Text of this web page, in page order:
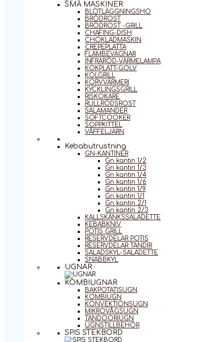
SMÅ MASKINER
BLÖTLÄGGNINGSHO
BRÖDROST
BRÖDROST -GRILL
CHAFING-DISH
CHOKLADMASKIN
CREPEPLATTA
FLAMBEVAGNAR
INFRARÖD-VÄRMELAMPA
KOKPLATT-GOLV
KOLGRILL
KORVVÄRMERI
KYCKLINGSGRILL
RISKOKARE
RULLRÖDSROST
SALAMANDER
SOFTCOOKER
SOPPKITTEL
VÅFFELJÄRN
Kebabutrustning
GN-KANTINER
Gn kantin 1/2
Gn kantin 1/3
Gn kantin 1/4
Gn kantin 1/6
Gn kantin 1/9
Gn kantin 1/1
Gn kantin 2/1
Gn kantin 2/3
KALLSKÄNKSSALADETTE
KEBABKNIV
POTIS GRILL
RESERVDELAR POTIS
RESERVDELAR TANDIR
SALADSKYL-SALADETTE
SNABBKYL
UGNAR
KOMBIUGNAR
BAKPOTATISUGN
KOMBIUGN
KONVEKTIONSUGN
MIKROVÅGSUGN
TANDOORIUGN
UGNSTILLBEHÖR
SPIS STEKBORD